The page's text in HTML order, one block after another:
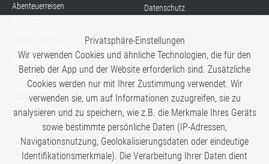
Abenteuerreisen
Gourmet-Momente
Luxus Familienurlaub
Honeymoon
Hot & New
Hüttenzauber
Luxus Kreuzfahrten
Lifestyle
Once in a Lifetime
Datenschutz
nova reisen
Anfahrt
Privatsphäre-Einstellungen
Wir verwenden Cookies und ähnliche Technologien, die für den
Betrieb der App und der Website erforderlich sind. Zusätzliche
Cookies werden nur mit Ihrer Zustimmung verwendet. Wir
verwenden sie, um auf Informationen zuzugreifen, sie zu
analysieren und zu speichern, wie z.B. die Merkmale Ihres Geräts
sowie bestimmte persönliche Daten (IP-Adressen,
Navigationsnutzung, Geolokalisierungsdaten oder eindeutige
Identifikationsmerkmale). Die Verarbeitung Ihrer Daten dient